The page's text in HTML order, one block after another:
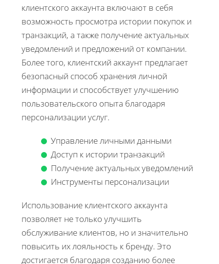
клиентского аккаунта включают в себя
возможность просмотра истории покупок и
транзакций, а также получение актуальных
уведомлений и предложений от компании.
Более того, клиентский аккаунт предлагает
безопасный способ хранения личной
информации и способствует улучшению
пользовательского опыта благодаря
персонализации услуг.
Управление личными данными
Доступ к истории транзакций
Получение актуальных уведомлений
Инструменты персонализации
Использование клиентского аккаунта
позволяет не только улучшить
обслуживание клиентов, но и значительно
повысить их лояльность к бренду. Это
достигается благодаря созданию более